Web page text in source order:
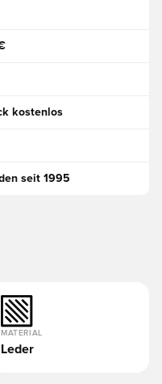
kostenlos
seit 1995
MATERIAL
Leder